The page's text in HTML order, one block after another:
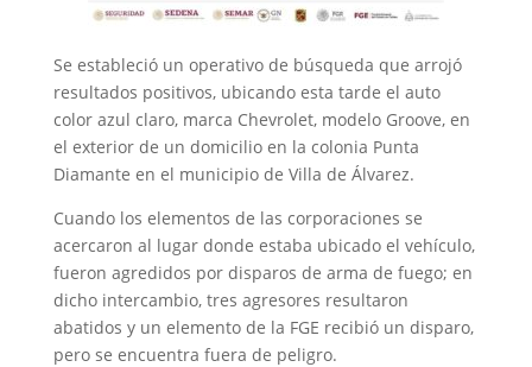
Se estableció un operativo de búsqueda que arrojó
resultados positivos, ubicando esta tarde el auto
color azul claro, marca Chevrolet, modelo Groove, en
el exterior de un domicilio en la colonia Punta
Diamante en el municipio de Villa de Álvarez.
Cuando los elementos de las corporaciones se
acercaron al lugar donde estaba ubicado el vehículo,
fueron agredidos por disparos de arma de fuego; en
dicho intercambio, tres agresores resultaron
abatidos y un elemento de la FGE recibió un disparo,
pero se encuentra fuera de peligro.